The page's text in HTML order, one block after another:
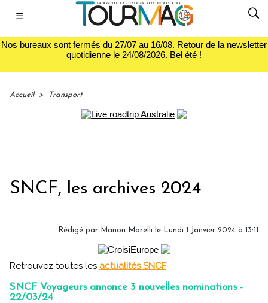
☰
Nos bureaux sont fermés du 27/07 au 16/08. Retour de la newsletter
quotidienne le 24/08/2026. Bel été !
Accueil > Transport
SNCF, les archives 2024
Rédigé par Manon Morelli le Lundi 1 Janvier 2024 à 13:11
Retrouvez toutes les actualités SNCF
SNCF Voyageurs annonce 3 nouvelles nominations -
22/03/24